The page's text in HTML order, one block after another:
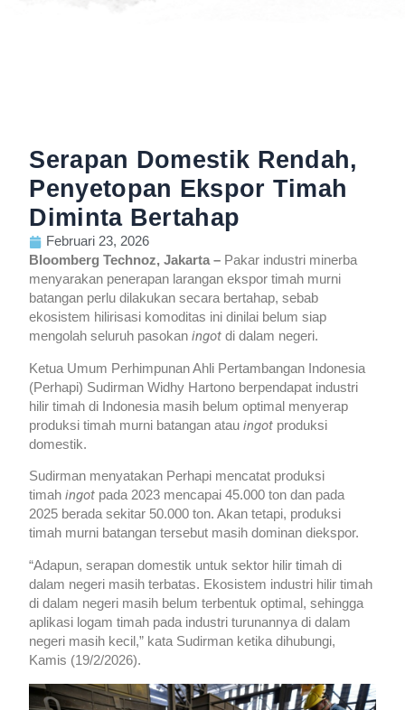
Serapan Domestik Rendah,
Penyetopan Ekspor Timah
Diminta Bertahap
Februari 23, 2026
Bloomberg Technoz, Jakarta – Pakar industri minerba
menyarakan penerapan larangan ekspor timah murni
batangan perlu dilakukan secara bertahap, sebab
ekosistem hilirisasi komoditas ini dinilai belum siap
mengolah seluruh pasokaningotdi dalam negeri.
Ketua Umum Perhimpunan Ahli Pertambangan Indonesia
(Perhapi) Sudirman Widhy Hartono berpendapat industri
hilir timah di Indonesia masih belum optimal menyerap
produksi timah murni batangan atauingot produksi
domestik.
Sudirman menyatakan Perhapi mencatat produksi
timahingot pada 2023 mencapai 45.000 ton dan pada
2025 berada sekitar 50.000 ton. Akan tetapi, produksi
timah murni batangan tersebut masih dominan diekspor.
“Adapun, serapan domestik untuk sektor hilir timah di
dalam negeri masih terbatas. Ekosistem industri hilir timah
di dalam negeri masih belum terbentuk optimal, sehingga
aplikasi logam timah pada industri turunannya di dalam
negeri masih kecil,” kata Sudirman ketika dihubungi,
Kamis (19/2/2026).